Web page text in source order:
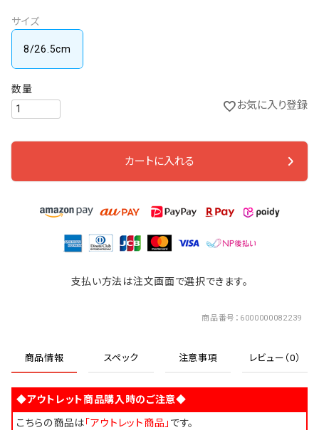
サイズ
8/26.5cm
お気に入り登録
カートに入れる
支払い方法は注文画面で選択できます。
商品番号 6000000082239
商品情報 スペック 注意事項 レビュー（0）
◆アウトレット商品購入時のご注意◆
こちらの商品は「アウトレット商品」 です。